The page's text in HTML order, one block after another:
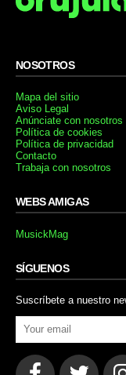
NOSOTROS
Mapa del sitio
Aviso Legal
Anúnciate con nosotros
Política de cookies
Política de privacidad
Contacto
Trabaja con nosotros
WEBS AMIGAS
MusickMag
SÍGUENOS
Suscríbete a nuestro